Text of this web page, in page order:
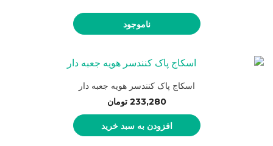
ناموجود
اسکاج پاک کنندسر هویه جعبه دار
233,280 تومان
افزودن به سبد خرید